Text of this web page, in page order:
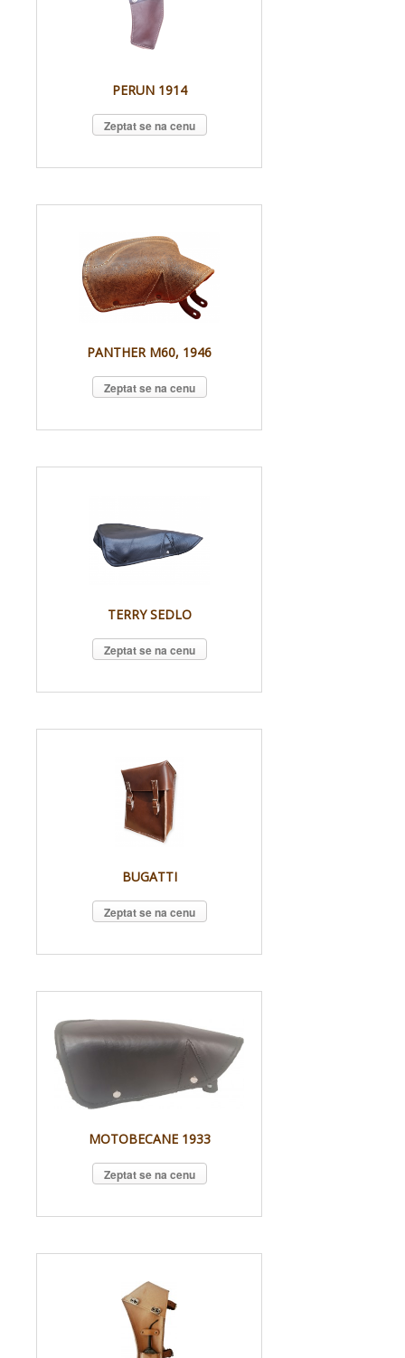
PERUN 1914
Zeptat se na cenu
PANTHER M60, 1946
Zeptat se na cenu
TERRY SEDLO
Zeptat se na cenu
BUGATTI
Zeptat se na cenu
MOTOBECANE 1933
Zeptat se na cenu